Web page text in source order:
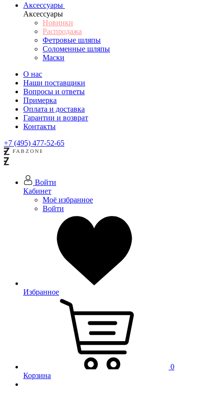
Аксессуары
Аксессуары
Новинки
Распродажа
Фетровые шляпы
Соломенные шляпы
Маски
О нас
Наши поставщики
Вопросы и ответы
Примерка
Оплата и доставка
Гарантии и возврат
Контакты
+7 (495) 477-52-65
Войти
Кабинет
Моё избранное
Войти
Избранное
0
Корзина